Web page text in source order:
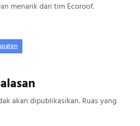
menarik dari tim Ecoroof.
akan dipublikasikan. Ruas yang